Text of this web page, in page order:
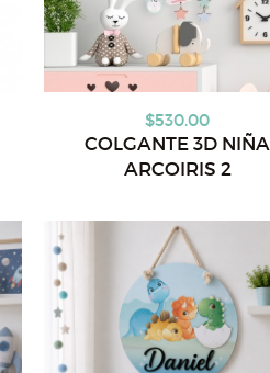
$530.00
COLGANTE 3D NIÑA
ARCOIRIS 2